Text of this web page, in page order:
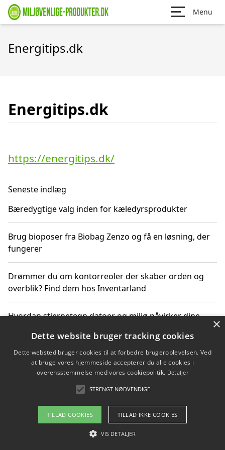
Menu
Energitips.dk
Energitips.dk
https://energitips.dk/
Seneste indlæg
Bæredygtige valg inden for kæledyrsprodukter
Brug bioposer fra Biobag Zenzo og få en løsning, der
fungerer
Drømmer du om kontorreoler der skaber orden og
overblik? Find dem hos Inventarland
Hvordan stjernetegn datoer og miljø påvirker dine
Bæredygtige gadgets til en grønnere hverdag
Om / kontakt
Blog Betingelser
×
Dette website bruger tracking cookies
Dette websted bruger cookies til at forbedre brugeroplevelsen. Ved
at bruge vores hjemmeside accepterer du alle cookies i
overensstemmelse med vores cookiepolitik. Detaljer
STRENGT NØDVENDIGE
TILLAD COOKIES TILLAD IKKE COOKIES
VIS DETALJER